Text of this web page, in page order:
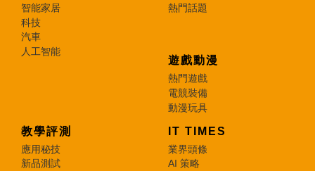
智能家居
科技
汽車
人工智能
熱門話題
遊戲動漫
熱門遊戲
電競裝備
動漫玩具
教學評測
應用秘技
新品測試
IT TIMES
業界頭條
AI 策略